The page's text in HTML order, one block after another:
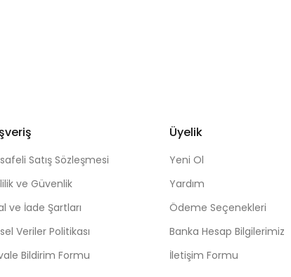
Satış Sözleşmesi
ve Güvenlik
ve İade Şartları
Veriler Politikası
Bildirim Formu
Üyelik
Yeni Ol
Yardım
Ödeme Seçenekleri
Banka Hesap Bilgilerimiz
İletişim Formu